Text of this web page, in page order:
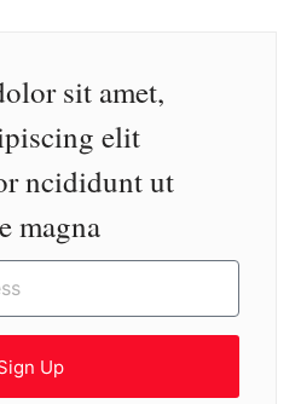
sit amet,
elit
ncididunt ut
magna
Up